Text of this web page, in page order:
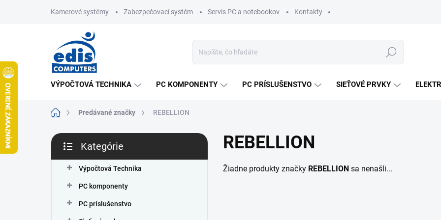
Kamerové systémy Zabezpečovací systém Servis PC a notebookov Kontakty
Hľadať
VÝPOČTOVÁ TECHNIKA PC KOMPONENTY PC PRÍSLUŠENSTVO SIEŤOVÉ PRVKY
DomovPredávané značky REBELLION
B
č
kategórie
Kategórie
Výpočtová Technika
PC komponenty
PC príslušenstvo
REBELLION
Žiadne produkty značky REBELLION sa nenašli...